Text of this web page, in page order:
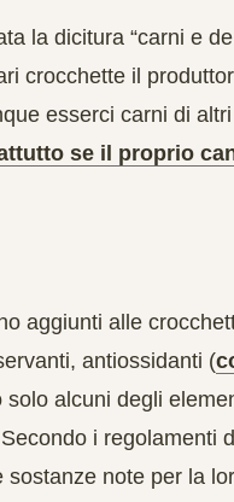
la dicitura “carni e
crocchette il
esserci carni di
se il proprio
aggiunti alle
antiossidanti (
solo alcuni degli
i regolamenti
note per la